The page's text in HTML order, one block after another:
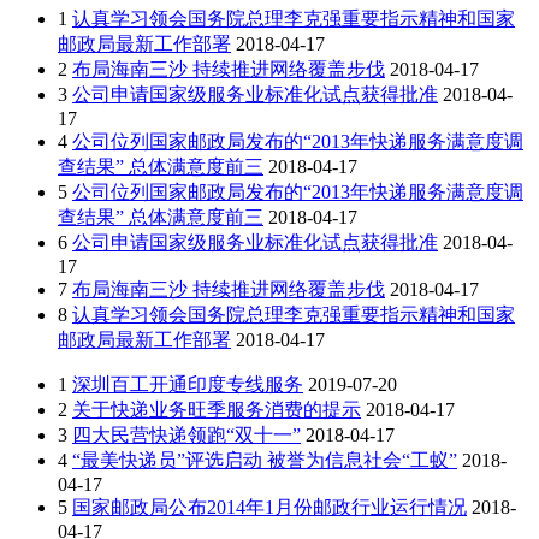
1 认真学习领会国务院总理李克强重要指示精神和国家
邮政局最新工作部署 2018-04-17
2 布局海南三沙 持续推进网络覆盖步伐 2018-04-17
3 公司申请国家级服务业标准化试点获得批准 2018-04-
17
4 公司位列国家邮政局发布的“2013年快递服务满意度调
查结果” 总体满意度前三 2018-04-17
5 公司位列国家邮政局发布的“2013年快递服务满意度调
查结果” 总体满意度前三 2018-04-17
6 公司申请国家级服务业标准化试点获得批准 2018-04-
17
7 布局海南三沙 持续推进网络覆盖步伐 2018-04-17
8 认真学习领会国务院总理李克强重要指示精神和国家
邮政局最新工作部署 2018-04-17
1 深圳百工开通印度专线服务 2019-07-20
2 关于快递业务旺季服务消费的提示 2018-04-17
3 四大民营快递领跑“双十一” 2018-04-17
4 “最美快递员”评选启动 被誉为信息社会“工蚁” 2018-
04-17
5 国家邮政局公布2014年1月份邮政行业运行情况 2018-
04-17